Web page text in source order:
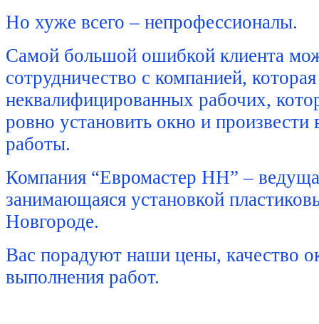
Но хуже всего – непрофессионалы.
Самой большой ошибкой клиента
сотрудничество с компанией,
неквалифицированных рабочих,
ровно установить окно и произвести
работы.
Компания “Евромастер НН” –
занимающаяся установкой
Новгороде.
Вас порадуют наши цены, качество
выполнения работ.